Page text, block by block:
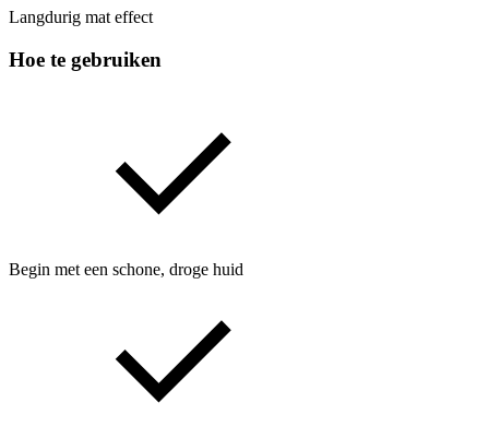
Langdurig mat effect
Hoe te gebruiken
Begin met een schone, droge huid